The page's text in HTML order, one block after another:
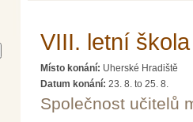
VIII. letní
Místo konání: Uherské Hradiště
Datum konání: 23. 8. to 25. 8.
Společnost učitelů